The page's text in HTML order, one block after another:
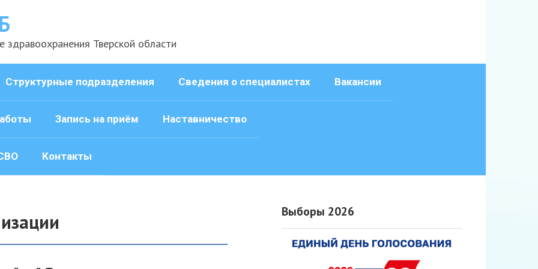
Тверской области
Структурные подразделения Сведения о специалистах Вакансии
Запись на приём Наставничество
Контакты
Выборы 2026